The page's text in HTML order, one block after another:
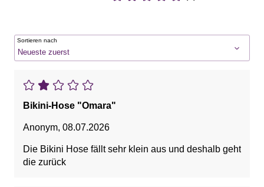
Sortieren nach
Bikini-Hose "Omara"
Anonym, 08.07.2026
Die Bikini Hose fällt sehr klein aus und deshalb geht
die zurück